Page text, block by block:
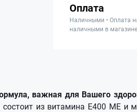
Оплата
Наличными • Оплата
наличными в магазине
важная для Вашего
состоит из витамина Е400 МЕ и